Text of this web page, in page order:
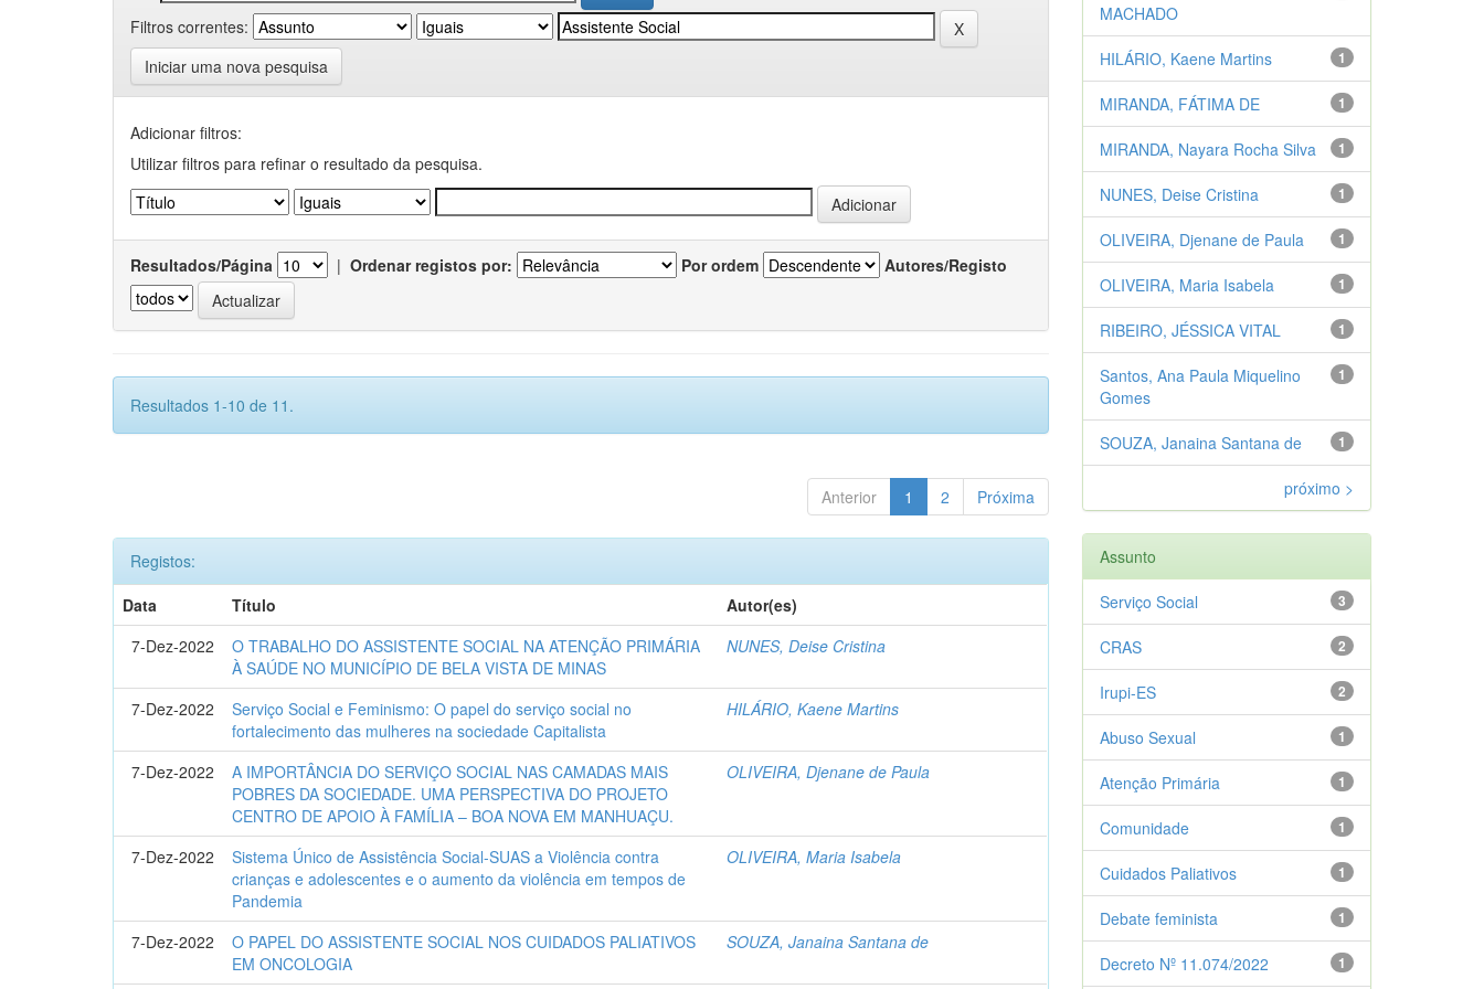
Filtros correntes:
Iniciar uma nova pesquisa
Adicionar filtros:
Utilizar filtros para refinar o resultado da pesquisa.
Resultados/Página | Ordenar registos por: Por ordem Autores/Registo
Resultados 1-10 de 11.
Anterior 1 2 Próxima
Registos:
Data
Título
Autor(es)
7-Dez-2022
O TRABALHO DO ASSISTENTE SOCIAL NA ATENÇÃO PRIMÁRIA
À SAÚDE NO MUNICÍPIO DE BELA VISTA DE MINAS
NUNES, Deise Cristina
7-Dez-2022
Serviço Social e Feminismo: O papel do serviço social no
fortalecimento das mulheres na sociedade Capitalista
HILÁRIO, Kaene Martins
7-Dez-2022
A IMPORTÂNCIA DO SERVIÇO SOCIAL NAS CAMADAS MAIS
POBRES DA SOCIEDADE. UMA PERSPECTIVA DO PROJETO
CENTRO DE APOIO À FAMÍLIA – BOA NOVA EM MANHUAÇU.
OLIVEIRA, Djenane de Paula
7-Dez-2022
Sistema Único de Assistência Social-SUAS a Violência contra
crianças e adolescentes e o aumento da violência em tempos de
Pandemia
OLIVEIRA, Maria Isabela
7-Dez-2022
O PAPEL DO ASSISTENTE SOCIAL NOS CUIDADOS PALIATIVOS
EM ONCOLOGIA
SOUZA, Janaina Santana de
MACHADO
1
HILÁRIO, Kaene Martins
1
MIRANDA, FÁTIMA DE
1
MIRANDA, Nayara Rocha Silva
1
NUNES, Deise Cristina
1
OLIVEIRA, Djenane de Paula
1
OLIVEIRA, Maria Isabela
1
RIBEIRO, JÉSSICA VITAL
1
Santos, Ana Paula Miquelino
Gomes
1
SOUZA, Janaina Santana de
próximo >
Assunto
3
Serviço Social
2
CRAS
2
Irupi-ES
1
Abuso Sexual
1
Atenção Primária
1
Comunidade
1
Cuidados Paliativos
1
Debate feminista
1
Decreto Nº 11.074/2022